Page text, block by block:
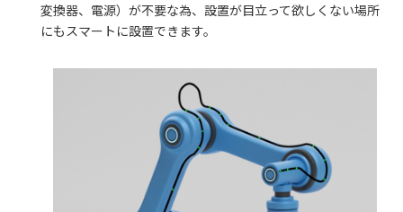
変換器、電源）が不要な為、設置が目立って欲しくない場所
にもスマートに設置できます。